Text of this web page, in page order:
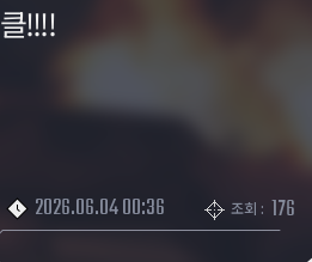
클!!!!
2026.06.04 00:36 조회 : 176